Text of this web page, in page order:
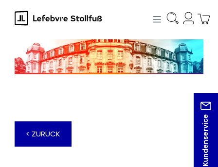
springen
Kundenservice
< ZURÜCK